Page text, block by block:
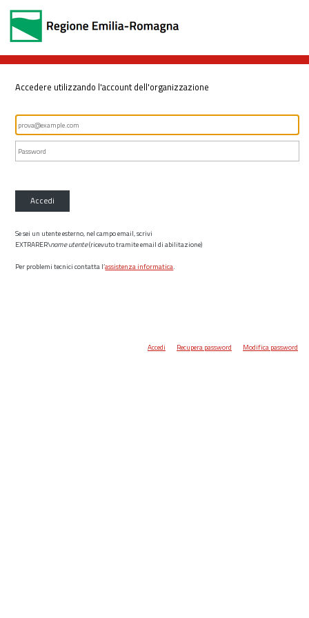
Accedere utilizzando l'account dell'organizzazione
Accedi
Se sei un utente esterno, nel campo email, scrivi
EXTRARER\nome utente(ricevuto tramite email di abilitazione)
Per problemi tecnici contatta l’assistenza informatica.
Accedi Recupera password Modifica password